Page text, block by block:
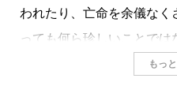
われたり、亡命を余儀な
っても何ら珍しいことで
は1911年、ロシア革命は
もっ